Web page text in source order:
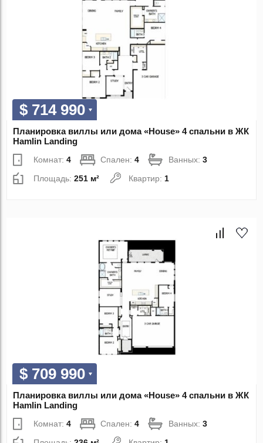
$ 714 990
Планировка виллы или дома «House» 4 спальни в ЖК
Hamlin Landing
Комнат:4 Спален:4 Ванных:3
Площадь:251 м² Квартир: 1
$ 709 990
Планировка виллы или дома «House» 4 спальни в ЖК
Hamlin Landing
Комнат:4 Спален:4 Ванных:3